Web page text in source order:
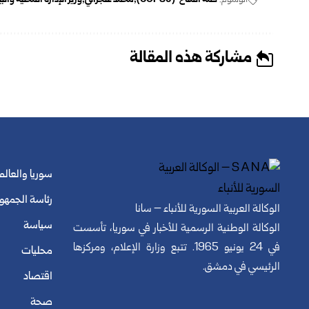
مشاركة هذه المقالة
الوكالة العربية السورية للأنباء – سانا
الوكالة الوطنية الرسمية للأخبار في سوريا، تأسست
في 24 يونيو 1965. تتبع وزارة الإعلام، ومركزها
الرئيسي في دمشق.
سوريا
رئاسة
سياسة
محليات
اقتصاد
صحة